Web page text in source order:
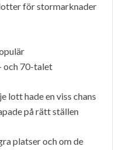
för stormarknader
och 70-talet
lott hade en viss chans
på rätt ställen
platser och om de